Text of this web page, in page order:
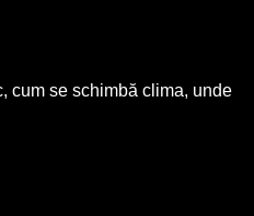
cum se schimbă clima, unde